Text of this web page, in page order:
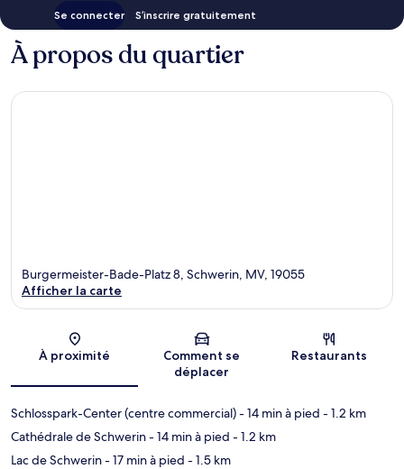
Se connecter S’inscrire gratuitement
À propos du quartier
Carte
Burgermeister-Bade-Platz 8, Schwerin, MV, 19055
Afficher la carte
À proximité
Comment se
déplacer
Restaurants
Schlosspark-Center (centre commercial)- 14 min à pied - 1.2 km
Cathédrale de Schwerin- 14 min à pied - 1.2 km
Lac de Schwerin- 17 min à pied - 1.5 km